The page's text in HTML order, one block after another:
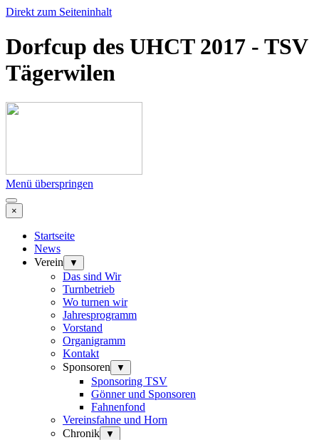
Direkt zum Seiteninhalt
Dorfcup des UHCT 2017 - TSV
Tägerwilen
Menü überspringen
×
Startseite
News
Verein
▼
Das sind Wir
Turnbetrieb
Wo turnen wir
Jahresprogramm
Vorstand
Organigramm
Kontakt
Sponsoren
▼
Sponsoring TSV
Gönner und Sponsoren
Fahnenfond
Vereinsfahne und Horn
Chronik
▼